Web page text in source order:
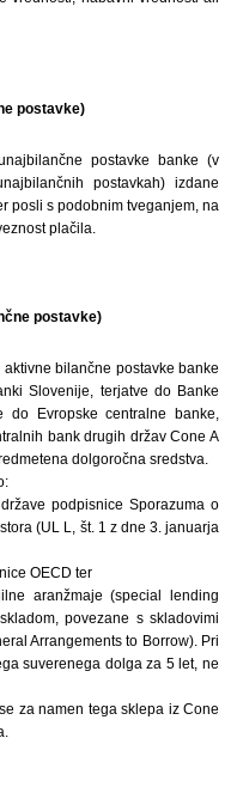
postavke)
postavke banke (v
postavkah) izdane
posli s podobnim tveganjem, na
plačila.
postavke)
bilančne postavke banke
Slovenije, terjatve do Banke
Evropske centralne banke,
bank drugih držav Cone A
dolgoročna sredstva.
podpisnice Sporazuma o
(UL L, št. 1 z dne 3. januarja
OECD ter
aranžmaje (special lending
povezane s skladovimi
Arrangements to Borrow). Pri
suverenega dolga za 5 let, ne
za namen tega sklepa iz Cone